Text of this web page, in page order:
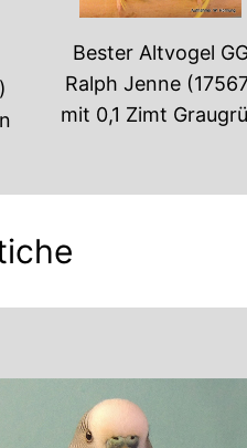
Bester Altvogel
Ralph Jenne
mit 0,1 Zimt